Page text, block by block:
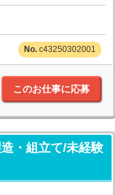
c43250302001
このお仕事に応募
・組立て/未経験